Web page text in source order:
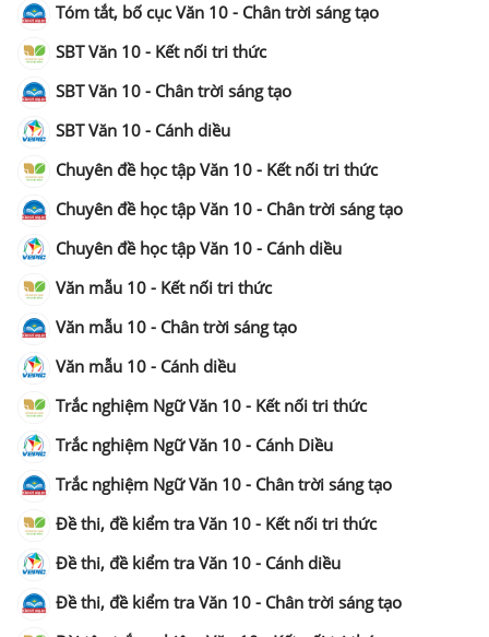
Tóm tắt, bố cục Văn 10 - Chân trời sáng tạo
SBT Văn 10 - Kết nối tri thức
SBT Văn 10 - Chân trời sáng tạo
SBT Văn 10 - Cánh diều
Chuyên đề học tập Văn 10 - Kết nối tri thức
Chuyên đề học tập Văn 10 - Chân trời sáng tạo
Chuyên đề học tập Văn 10 - Cánh diều
Văn mẫu 10 - Kết nối tri thức
Văn mẫu 10 - Chân trời sáng tạo
Văn mẫu 10 - Cánh diều
Trắc nghiệm Ngữ Văn 10 - Kết nối tri thức
Trắc nghiệm Ngữ Văn 10 - Cánh Diều
Trắc nghiệm Ngữ Văn 10 - Chân trời sáng tạo
Đề thi, đề kiểm tra Văn 10 - Kết nối tri thức
Đề thi, đề kiểm tra Văn 10 - Cánh diều
Đề thi, đề kiểm tra Văn 10 - Chân trời sáng tạo